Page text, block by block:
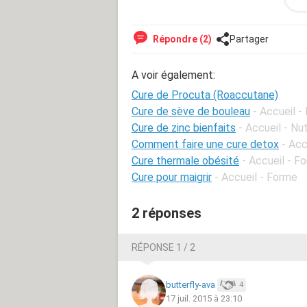
vous, ainsi que la fin de la poussée
m'inquiete aussi pour le soleil et
Répondre (2) Partager
A voir également:
Cure de Procuta (Roaccutane)
Cure de sève de bouleau - Accueil -
Cure de zinc bienfaits - Accueil -
Comment faire une cure detox -
Cure thermale obésité - Accueil -
Cure pour maigrir - Accueil - Forme
2 réponses
RÉPONSE 1 / 2
butterfly-ava 4
17 juil. 2015 à 23:10